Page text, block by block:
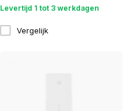
Levertijd 1 tot 3 werkdagen
Vergelijk